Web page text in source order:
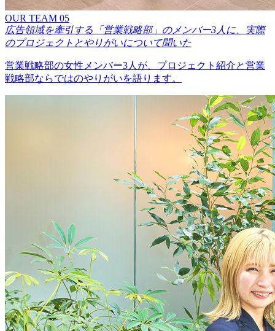
OUR TEAM 05
広告領域を牽引する「営業戦略部」のメンバー3人に、実際
のプロジェクトとやりがいについて聞いた
営業戦略部の女性メンバー3人が、プロジェクト紹介と営業
戦略部ならではのやりがいを語ります。